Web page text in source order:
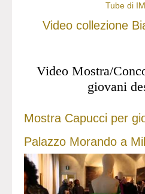
Tube di
Video collezione
Video Mostra/
giovani
Mostra Capucci per
Palazzo Morando a